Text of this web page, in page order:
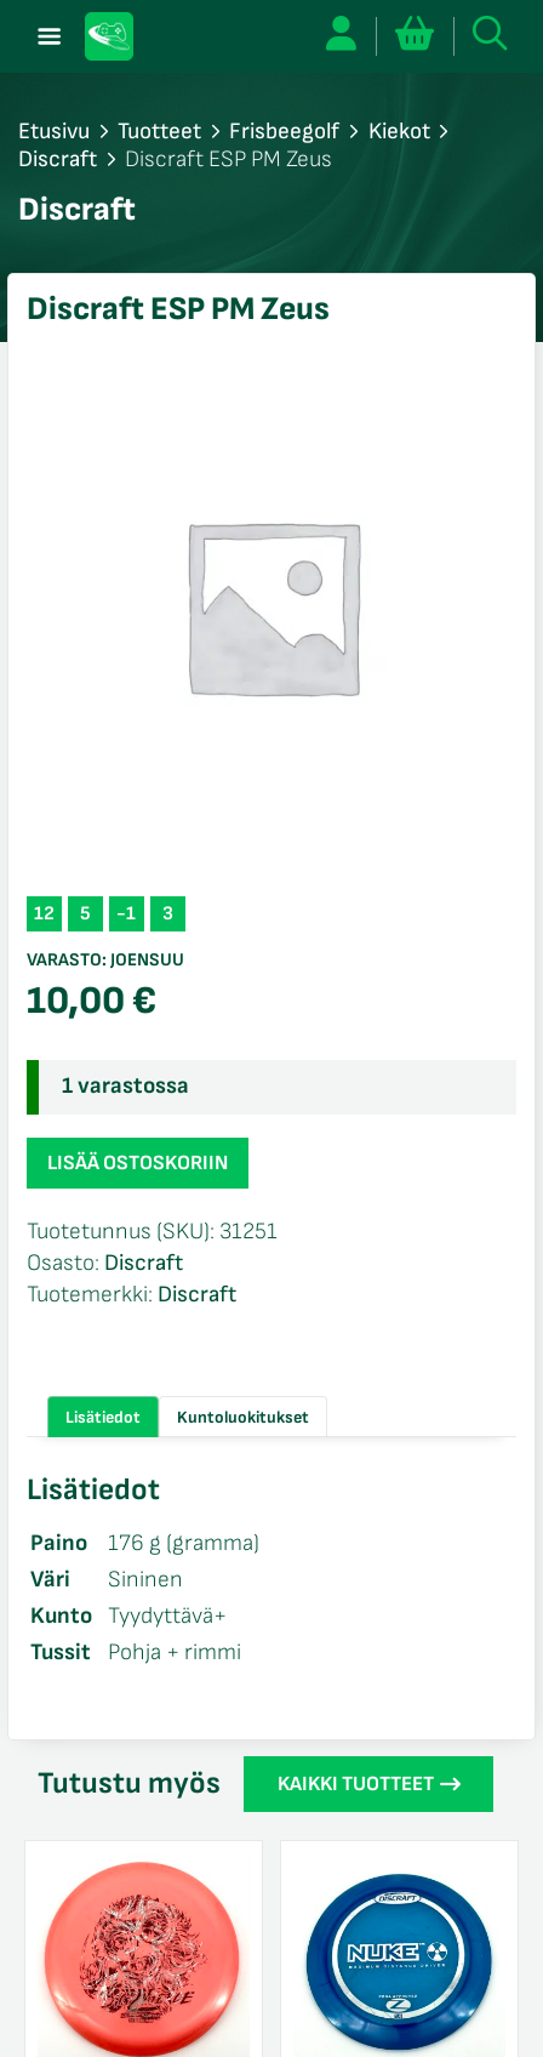
Etusivu Tuotteet Frisbeegolf
Kiekot
Discraft
Discraft ESP PM Zeus
Discraft
Discraft ESP PM Zeus
12 5 -1 3
VARASTO: JOENSUU
10,00€
1 varastossa
Discraft
ESP
Zeus
määrä
LISÄÄ OSTOSKORIIN
Tuotetunnus (SKU): 31251
Osasto: Discraft
Tuotemerkki: Discraft
Lisätiedot Kuntoluokitukset
Lisätiedot
Paino
176 g (gramma)
Väri
Sininen
Kunto
Tyydyttävä+
Tussit
Pohja + rimmi
Tutustu myös KAIKKI TUOTTEET
sulje
sulje